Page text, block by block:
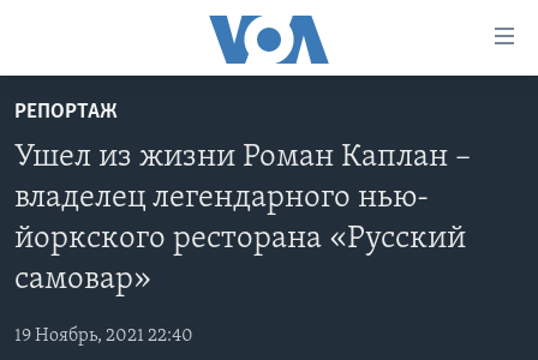
на
основной
контент
Перейти
основной
Перейти
ПРОГРАММЫ
АМЕРИКА
НОВОСТИ ЗА МИНУТУ
ПОЧЕМУ ЭТО ВАЖНО?
ПРОЕКТЫ
УЧИМ АНГЛИЙСКИЙ
НАША АМЕРИКАНСКАЯ ИСТОРИЯ
А КАК В АМЕРИКЕ?
ЭКСПЕРТИЗА
ИНТЕРВЬЮ
ФАКТЫ ПРОТИВ ФЕЙКОВ
РЕПОРТАЖ
Ушел из жизни Роман Каплан –
владелец легендарного нью-
йоркского ресторана «Русский
самовар»
19 Ноябрь, 2021 22:40